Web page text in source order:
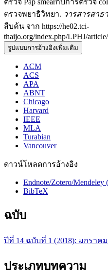
ตรวจพยาธิวิทยา. วารสารสา
สืบค้น จาก https://he02.tci-
thaijo.org/index.php/LPHJ/
รูปแบบการอ้างอิงเพิ่มเติม
ACM
ACS
APA
ABNT
Chicago
Harvard
IEEE
MLA
Turabian
Vancouver
ดาวน์โหลดการอ้างอิง
Endnote/Zotero/Mendeley
BibTeX
ฉบับ
ปีที่ 14 ฉบับที่ 1 (2018): มกราค
ประเภทบทความ